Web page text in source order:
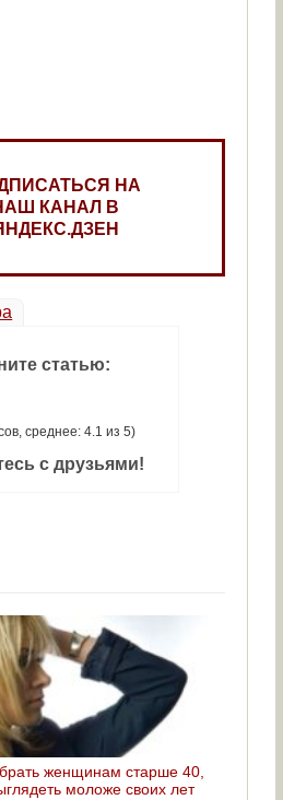
НА
КАНАЛ В
статью:
среднее: 4.1 из 5)
с друзьями!
женщинам старше 40,
моложе своих лет